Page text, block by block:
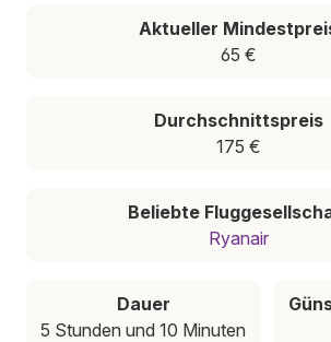
Aktueller
65 €
Durchschnittspreis
175 €
Beliebte
Ryanair
Dauer
5 Stunden und 10 Minuten